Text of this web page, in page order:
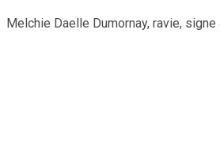
Melchie Daelle Dumornay, ravie,